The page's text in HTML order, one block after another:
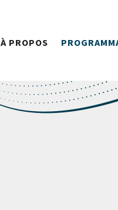
À PROPOS